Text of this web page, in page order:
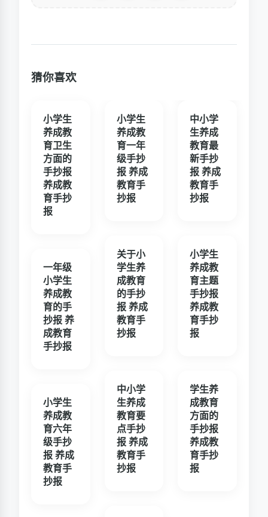
猜你喜欢
小学生
养成教
育卫生
方面的
手抄报
养成教
育手抄
报
一年级
小学生
养成教
育的手
抄报 养
成教育
手抄报
小学生
养成教
育六年
级手抄
报 养成
教育手
抄报
小学生
养成教
育一年
级手抄
报 养成
教育手
抄报
关于小
学生养
成教育
的手抄
报 养成
教育手
抄报
中小学
生养成
教育要
点手抄
报 养成
教育手
抄报
中小学
生养成
教育最
新手抄
报 养成
教育手
抄报
小学生
养成教
育主题
手抄报
养成教
育手抄
报
学生养
成教育
方面的
手抄报
养成教
育手抄
报